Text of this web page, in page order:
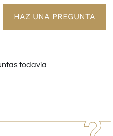
HAZ UNA PREGUNTA
todavía